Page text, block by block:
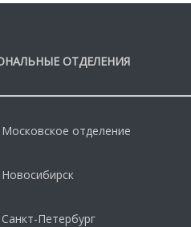
ОТДЕЛЕНИЯ
отделение
Петербург